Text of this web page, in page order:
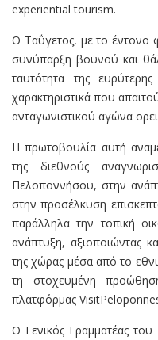
experiential tourism.
Ο Ταΰγετος, με το έντονο
συνύπαρξη βουνού και
ταυτότητα της
χαρακτηριστικά που
ανταγωνιστικού αγώνα
Η πρωτοβουλία αυτή
της διεθνούς
Πελοποννήσου, στην
στην προσέλκυση
παράλληλα την τοπική
ανάπτυξη, αξιοποιώντας
της χώρας μέσα από το
τη στοχευμένη
πλατφόρμας
Ο Γενικός Γραμματέας